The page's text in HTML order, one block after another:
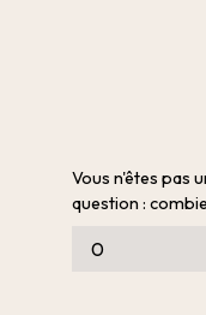
Vous n'êtes pas
question :